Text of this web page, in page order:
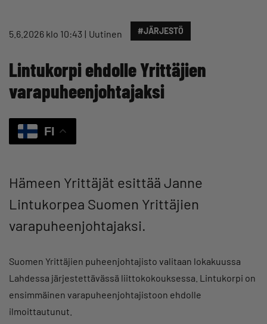
5.6.2026 klo 10:43 Uutinen #JÄRJESTÖ
Lintukorpi ehdolle Yrittäjien
varapuheenjohtajaksi
FI
Hämeen Yrittäjät esittää Janne
Lintukorpea Suomen Yrittäjien
varapuheenjohtajaksi.
Suomen Yrittäjien puheenjohtajisto valitaan lokakuussa
Lahdessa järjestettävässä liittokokouksessa. Lintukorpi on
ensimmäinen varapuheenjohtajistoon ehdolle
ilmoittautunut.